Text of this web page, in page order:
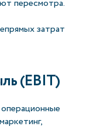
пересмотра.
затрат
(EBIT)